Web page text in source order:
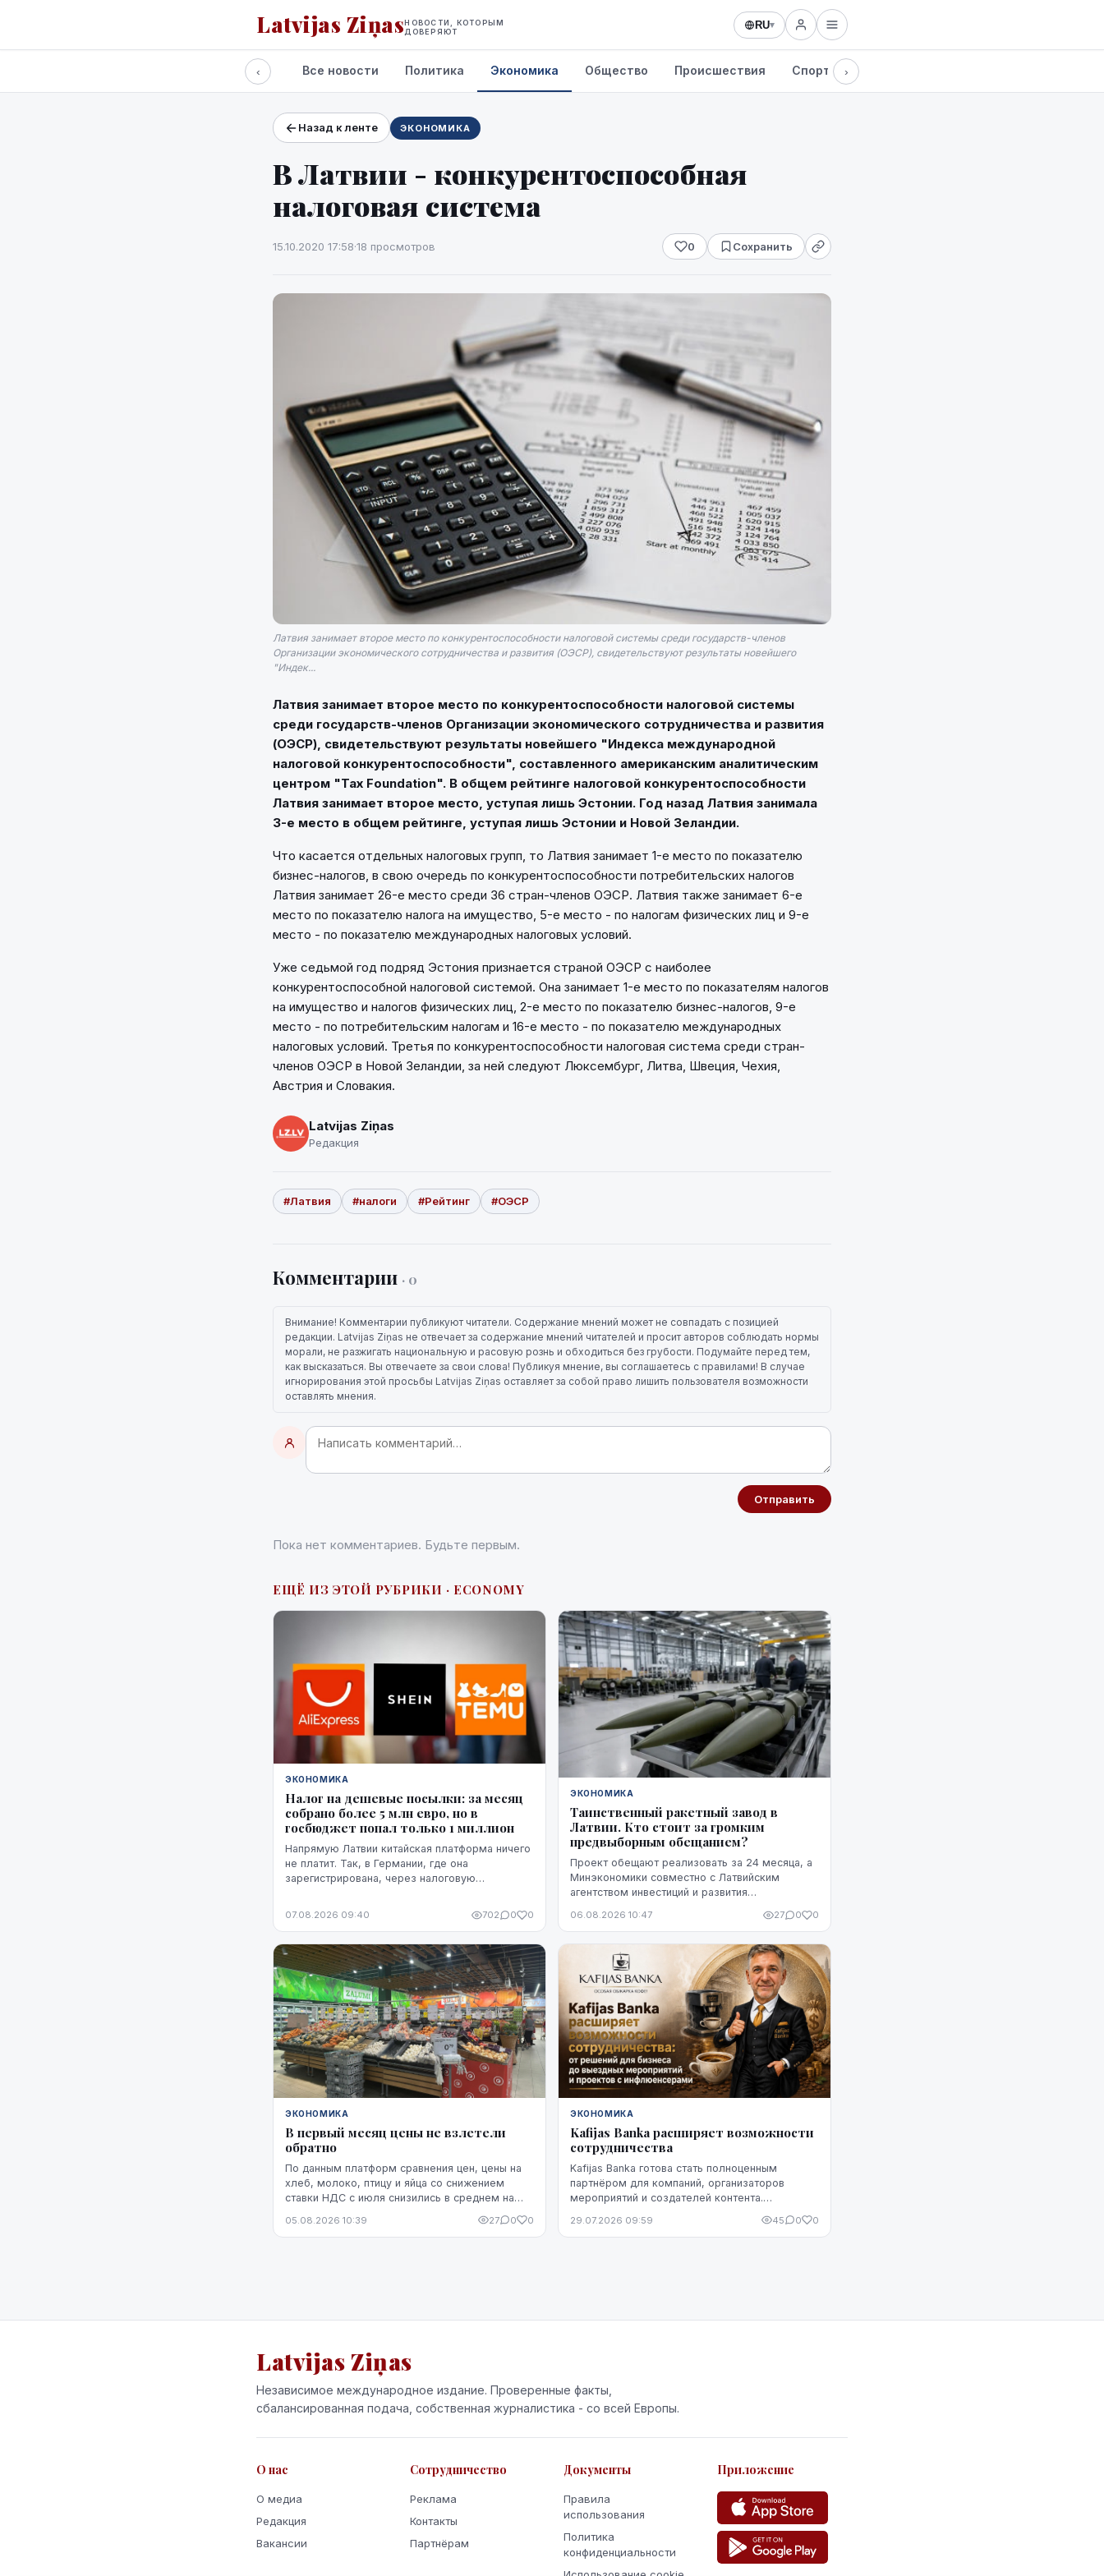
Latvijas ZiņasНОВОСТИ, КОТОРЫМ
ДОВЕРЯЮТ
RU▾
Проекты и сервисы
‹ Все новости Политика Экономика Общество Происшествия Спорт Здоровье
›
Назад к ленте ЭКОНОМИКА
В Латвии - конкурентоспособная
налоговая система
15.10.2020 17:58·18 просмотров 0 Сохранить
Латвия занимает второе место по конкурентоспособности налоговой системы среди государств-членов
Организации экономического сотрудничества и развития (ОЭСР), свидетельствуют результаты новейшего
"Индек...
Латвия занимает второе место по конкурентоспособности налоговой системы
среди государств-членов Организации экономического сотрудничества и развития
(ОЭСР), свидетельствуют результаты новейшего "Индекса международной
налоговой конкурентоспособности", составленного американским аналитическим
центром "Tax Foundation". В общем рейтинге налоговой конкурентоспособности
Латвия занимает второе место, уступая лишь Эстонии. Год назад Латвия занимала
3-е место в общем рейтинге, уступая лишь Эстонии и Новой Зеландии.
Что касается отдельных налоговых групп, то Латвия занимает 1-е место по показателю
бизнес-налогов, в свою очередь по конкурентоспособности потребительских налогов
Латвия занимает 26-е место среди 36 стран-членов ОЭСР. Латвия также занимает 6-е
место по показателю налога на имущество, 5-е место - по налогам физических лиц и 9-е
место - по показателю международных налоговых условий.
Уже седьмой год подряд Эстония признается страной ОЭСР с наиболее
конкурентоспособной налоговой системой. Она занимает 1-е место по показателям налогов
на имущество и налогов физических лиц, 2-е место по показателю бизнес-налогов, 9-е
место - по потребительским налогам и 16-е место - по показателю международных
налоговых условий. Третья по конкурентоспособности налоговая система среди стран-
членов ОЭСР в Новой Зеландии, за ней следуют Люксембург, Литва, Швеция, Чехия,
Австрия и Словакия.
Latvijas Ziņas
Редакция
#Латвия #налоги #Рейтинг #ОЭСР
Комментарии · 0
Внимание! Комментарии публикуют читатели. Содержание мнений может не совпадать с позицией
редакции. Latvijas Ziņas не отвечает за содержание мнений читателей и просит авторов соблюдать нормы
морали, не разжигать национальную и расовую рознь и обходиться без грубости. Подумайте перед тем,
как высказаться. Вы отвечаете за свои слова! Публикуя мнение, вы соглашаетесь с правилами! В случае
игнорирования этой просьбы Latvijas Ziņas оставляет за собой право лишить пользователя возможности
оставлять мнения.
Отправить
Пока нет комментариев. Будьте первым.
ЕЩЁ ИЗ ЭТОЙ РУБРИКИ · ECONOMY
ЭКОНОМИКА
Налог на дешевые посылки: за месяц
собрано более 5 млн евро, но в
госбюджет попал только 1 миллион
Напрямую Латвии китайская платформа ничего
не платит. Так, в Германии, где она
зарегистрирована, через налоговую
этот НДС, а импортную пошлину китайская
платформа платит в той стране, где товар
07.08.2026 09:40 702 0 0
ЭКОНОМИКА
Таинственный ракетный завод в
Латвии. Кто стоит за громким
предвыборным обещанием?
Проект обещают реализовать за 24 месяца, а
Минэкономики совместно с Латвийским
агентством инвестиций и развития
"высокой стадии готовности". Однако публично
технологий, ни проектировщик завода.
Неизвестно также, какая часть необходимого
финансирования уже обеспечена и на чем
основан прогноз экспорта.
06.08.2026 10:47 27 0 0
ЭКОНОМИКА
В первый месяц цены не взлетели
обратно
По данным платформ сравнения цен, цены на
хлеб, молоко, птицу и яйца со снижением
ставки НДС с июля снизились в среднем на
снижение оказалось устойчивым, по крайней
05.08.2026 10:39 27 0 0
ЭКОНОМИКА
Kafijas Banka расширяет возможности
сотрудничества
Kafijas Banka готова стать полноценным
партнёром для компаний, организаторов
мероприятий и создателей контента.
поставкой кофе — компания предоставляет
29.07.2026 09:59 45 0 0
Latvijas Ziņas
Независимое международное издание. Проверенные факты,
сбалансированная подача, собственная журналистика - со всей Европы.
О нас
О медиа
Редакция
Вакансии
Сотрудничество
Реклама
Контакты
Партнёрам
Документы
Правила
использования
Политика
конфиденциальности
Приложение